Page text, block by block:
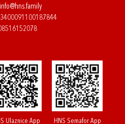
info@hns.family
Ulaznice App HNS Semafor App